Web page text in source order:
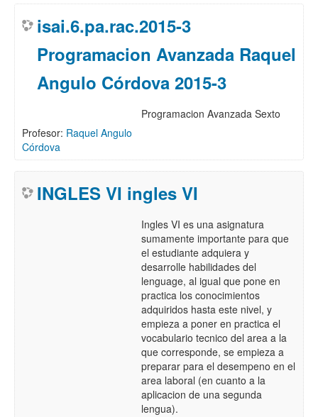
isai.6.pa.rac.2015-3
Programacion Avanzada Raquel
Angulo Córdova 2015-3
Programacion Avanzada Sexto
Profesor: Raquel Angulo
Córdova
INGLES VI ingles VI
Ingles VI es una asignatura
sumamente importante para que
el estudiante adquiera y
desarrolle habilidades del
lenguage, al igual que pone en
practica los conocimientos
adquiridos hasta este nivel, y
empieza a poner en practica el
vocabulario tecnico del area a la
que corresponde, se empieza a
preparar para el desempeno en el
area laboral (en cuanto a la
aplicacion de una segunda
lengua).